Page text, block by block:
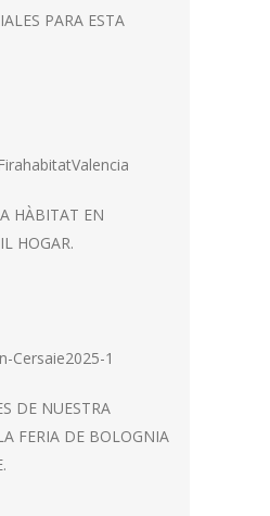
PARA ESTA
HÀBITAT EN
HOGAR.
DE NUESTRA
FERIA DE BOLOGNIA